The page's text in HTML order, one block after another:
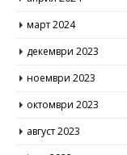
април 2024
март 2024
декември 2023
ноември 2023
октомври 2023
август 2023